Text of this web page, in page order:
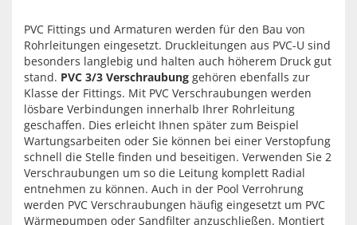
PVC Fittings und Armaturen werden für den Bau von
Rohrleitungen eingesetzt. Druckleitungen aus PVC-U sind
besonders langlebig und halten auch höherem Druck gut
stand. PVC 3/3 Verschraubung gehören ebenfalls zur
Klasse der Fittings. Mit PVC Verschraubungen werden
lösbare Verbindungen innerhalb Ihrer Rohrleitung
geschaffen. Dies erleicht Ihnen später zum Beispiel
Wartungsarbeiten oder Sie können bei einer Verstopfung
schnell die Stelle finden und beseitigen. Verwenden Sie 2
Verschraubungen um so die Leitung komplett Radial
entnehmen zu können. Auch in der Pool Verrohrung
werden PVC Verschraubungen häufig eingesetzt um PVC
Wärmepumpen oder Sandfilter anzuschließen. Montiert